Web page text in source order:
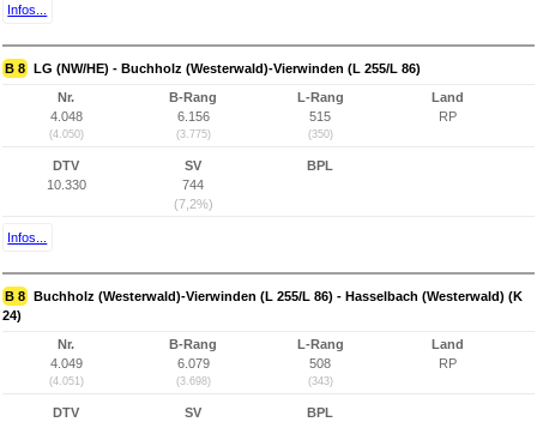
Infos...
B 8 LG (NW/HE) - Buchholz (Westerwald)-Vierwinden (L 255/L 86)
Nr.
4.048
(4.050)
B-Rang
6.156
(3.775)
L-Rang
515
(350)
Land
RP
DTV
10.330
SV
744
(7,2%)
BPL
Infos...
B 8 Buchholz (Westerwald)-Vierwinden (L 255/L 86) - Hasselbach (Westerwald) (K
24)
Nr.
4.049
(4.051)
B-Rang
6.079
(3.698)
L-Rang
508
(343)
Land
RP
DTV
SV
BPL